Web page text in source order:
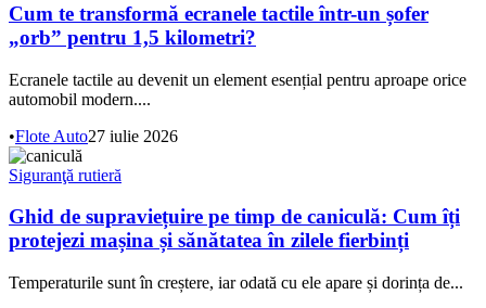
Cum te transformă ecranele tactile într-un șofer
„orb” pentru 1,5 kilometri?
Ecranele tactile au devenit un element esențial pentru aproape orice
automobil modern....
•Flote Auto27 iulie 2026
Siguranţă rutieră
Ghid de supraviețuire pe timp de caniculă: Cum îți
protejezi mașina și sănătatea în zilele fierbinți
Temperaturile sunt în creștere, iar odată cu ele apare și dorința de...